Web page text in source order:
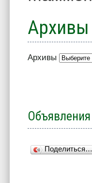
Архивы
Архивы
Объявления
Поделиться…